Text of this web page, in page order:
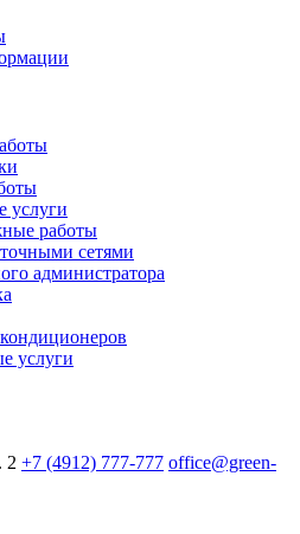
услуги
работы
сетями
администратора
услуги
2 +7 (4912) 777-777 office@green-